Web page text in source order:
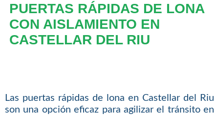
PUERTAS RÁPIDAS DE LONA
CON AISLAMIENTO EN
CASTELLAR DEL RIU
Las puertas rápidas de lona en Castellar del Riu
son una opción eficaz para agilizar el tránsito en